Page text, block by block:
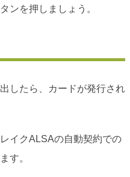
ンを押しましょう。
したら、カードが発行され
イクALSAの自動契約での
す。